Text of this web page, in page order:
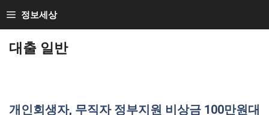
Skip
to
content
정보세상
대출 일반
개인회생자, 무직자 정부지원 비상금 100만원대